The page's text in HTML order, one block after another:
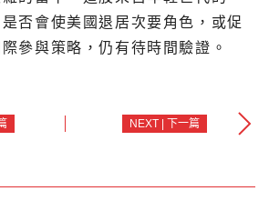
是否會使美國退居次要角色，或促
參與策略，仍有待時間驗證。
NEXT | 下一篇